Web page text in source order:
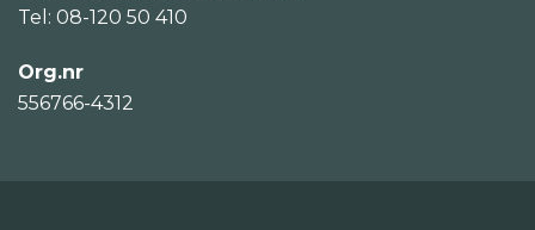
Tel: 08-120 50 410
Org.nr
556766-4312